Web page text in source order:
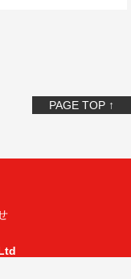
PAGE TOP ↑